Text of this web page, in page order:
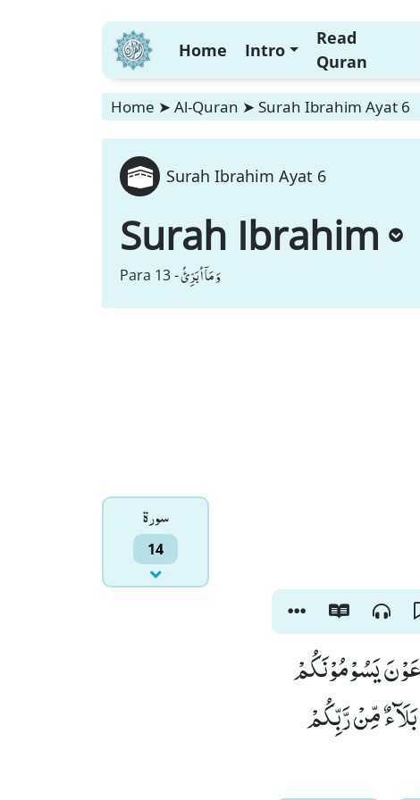
Home Intro
Read
Quran
Home ➤ Al-Quran ➤ Surah Ibrahim Ayat 6
Surah Ibrahim Ayat 6
Surah Ibrahim
Para 13 -وَ مَاۤ اُبَرِّئُ
سورۃ
14
یَسُوْمُوْنَكُمْ
مِّنْ رَّبِّكُمْ